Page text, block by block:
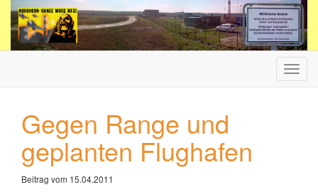
ein-/
Gegen Range und
geplanten Flughafen
Beitrag vom 15.04.2011